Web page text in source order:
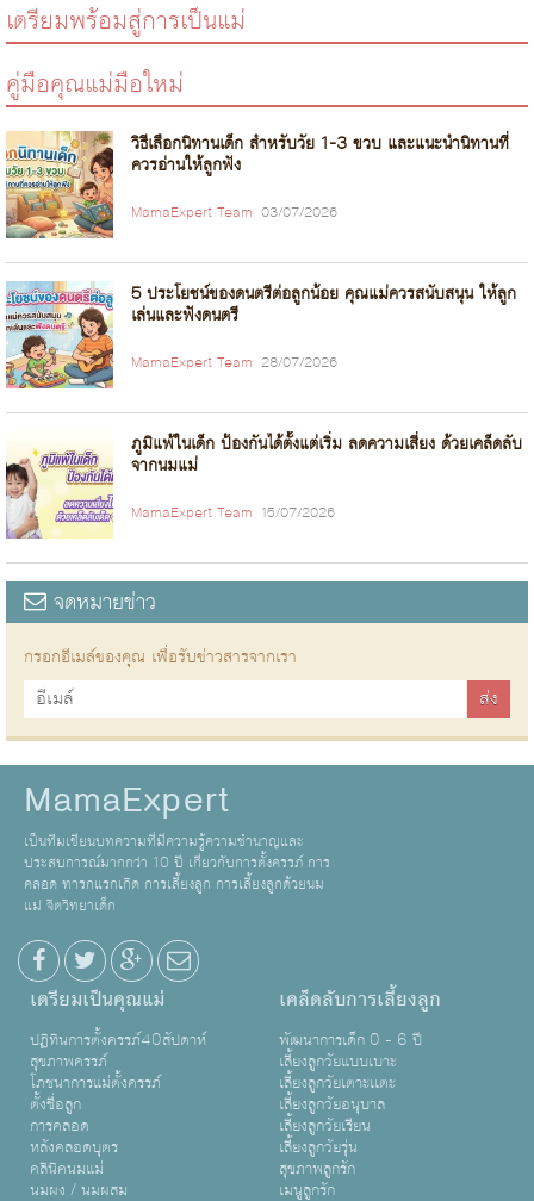
เตรียมพร้อมสู่การเป็นแม่
คู่มือคุณแม่มือใหม่
วิธีเลือกนิทานเด็ก สำหรับวัย 1-3 ขวบ และแนะนำนิทานที่
ควรอ่านให้ลูกฟัง
MamaExpert Team 03/07/2026
5 ประโยชน์ของดนตรีต่อลูกน้อย คุณแม่ควรสนับสนุน ให้ลูก
เล่นและฟังดนตรี
MamaExpert Team 28/07/2026
ภูมิแพ้ในเด็ก ป้องกันได้ตั้งแต่เริ่ม ลดความเสี่ยง ด้วยเคล็ดลับ
จากนมแม่
MamaExpert Team 15/07/2026
จดหมายข่าว
กรอกอีเมล์ของคุณ เพื่อรับข่าวสารจากเรา
MamaExpert
เป็นทีมเขียนบทความที่มีความรู้ความชำนาญและ
ประสบการณ์มากกว่า 10 ปี เกี่ยวกับการตั้งครรภ์ การ
คลอด ทารกแรกเกิด การเลี้ยงลูก การเลี้ยงลูกด้วยนม
แม่ จิตวิทยาเด็ก
เตรียมเป็นคุณแม่
ปฏิทินการตั้งครรภ์40สัปดาห์
สุขภาพครรภ์
โภชนาการแม่ตั้งครรภ์
ตั้งชื่อลูก
การคลอด
หลังคลอดบุตร
คลินิคนมแม่
นมผง / นมผสม
เคล็ดลับการเลี้ยงลูก
พัฒนาการเด็ก 0 - 6 ปี
เลี้ยงลูกวัยแบบเบาะ
เลี้ยงลูกวัยเตาะเเตะ
เลี้ยงลูกวัยอนุบาล
เลี้ยงลูกวัยเรียน
เลี้ยงลูกวัยรุ่น
สุขภาพลูกรัก
เมนูลูกรัก